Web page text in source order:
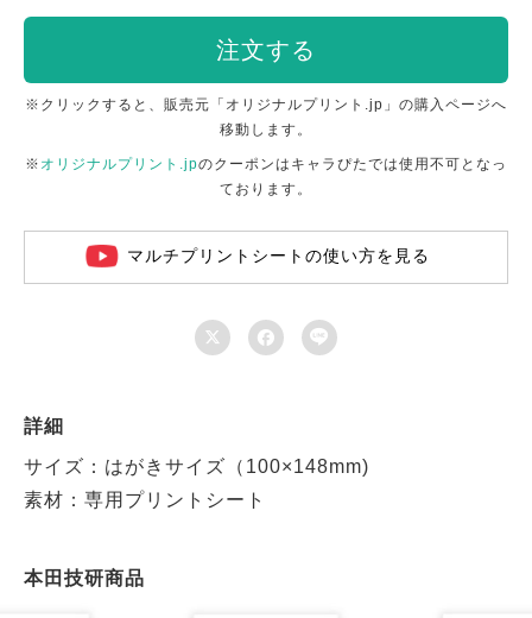
注文する
※クリックすると、販売元「オリジナルプリント.jp」の購入ページへ
移動します。
※ オリジナルプリント.jpのクーポンはキャラぴたでは使用不可となっ
ております。
マルチプリントシートの使い方を見る
  
詳細
サイズ：はがきサイズ（100×148mm)
素材：専用プリントシート
本田技研商品